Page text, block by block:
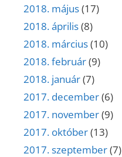
2018. május(17)
2018. április(8)
2018. március(10)
2018. február(9)
2018. január(7)
2017. december(6)
2017. november(9)
2017. október(13)
2017. szeptember(7)